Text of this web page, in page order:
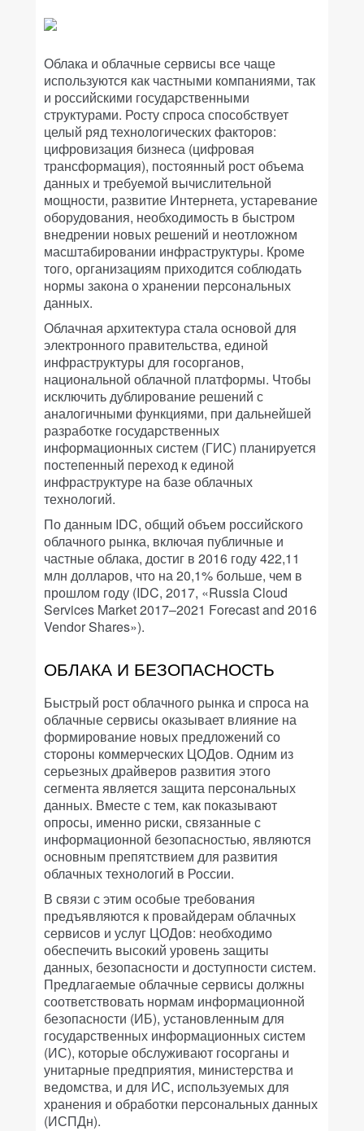
Облака и облачные сервисы все чаще
используются как частными компаниями, так
и российскими государственными
структурами. Росту спроса способствует
целый ряд технологических факторов:
цифровизация бизнеса (цифровая
трансформация), постоянный рост объема
данных и требуемой вычислительной
мощности, развитие Интернета, устаревание
оборудования, необходимость в быстром
внедрении новых решений и неотложном
масштабировании инфраструктуры. Кроме
того, организациям приходится соблюдать
нормы закона о хранении персональных
данных.
Облачная архитектура стала основой для
электронного правительства, единой
инфраструктуры для госорганов,
национальной облачной платформы. Чтобы
исключить дублирование решений с
аналогичными функциями, при дальнейшей
разработке государственных
информационных систем (ГИС) планируется
постепенный переход к единой
инфраструктуре на базе облачных
технологий.
По данным IDC, общий объем российского
облачного рынка, включая публичные и
частные облака, достиг в 2016 году 422,11
млн долларов, что на 20,1% больше, чем в
прошлом году (IDC, 2017, «Russia Cloud
Services Market 2017–2021 Forecast and 2016
Vendor Shares»).
ОБЛАКА И БЕЗОПАСНОСТЬ
Быстрый рост облачного рынка и спроса на
облачные сервисы оказывает влияние на
формирование новых предложений со
стороны коммерческих ЦОДов. Одним из
серьезных драйверов развития этого
сегмента является защита персональных
данных. Вместе с тем, как показывают
опросы, именно риски, связанные с
информационной безопасностью, являются
основным препятствием для развития
облачных технологий в России.
В связи с этим особые требования
предъявляются к провайдерам облачных
сервисов и услуг ЦОДов: необходимо
обеспечить высокий уровень защиты
данных, безопасности и доступности систем.
Предлагаемые облачные сервисы должны
соответствовать нормам информационной
безопасности (ИБ), установленным для
государственных информационных систем
(ИС), которые обслуживают госорганы и
унитарные предприятия, министерства и
ведомства, и для ИС, используемых для
хранения и обработки персональных данных
(ИСПДн).